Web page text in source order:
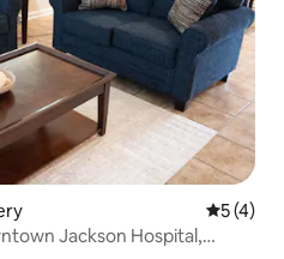
5 (4)
Jackson Hospital,